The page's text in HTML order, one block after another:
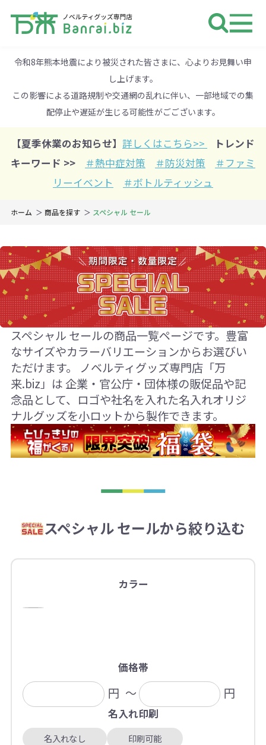
令和8年熊本地震により被災された皆さまに、心よりお見舞い申
し上げます。
この影響による道路規制や交通網の乱れに伴い、一部地域での集
配停止や遅延が生じる可能性がごございます。
【夏季休業のお知らせ】 詳しくはこちら>>
トレンド
キーワード >>
＃熱中症対策 ＃防災対策
＃ファミ
リーイベント
＃ボトルティッシュ
ホーム 商品を探す スペシャル セール
スペシャル セールの商品一覧ページです。豊富
なサイズやカラーバリエーションからお選びい
ただけます。 ノベルティグッズ専門店「万
来.biz」は 企業・官公庁・団体様の販促品や記
念品として、ロゴや社名を入れた名入れオリジ
ナルグッズを小ロットから製作できます。
スペシャル セールから絞り込む
カラー
価格帯
円 ～ 円
名入れ印刷
名入れなし
印刷可能